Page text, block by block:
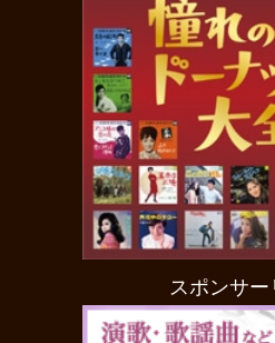
スポンサー